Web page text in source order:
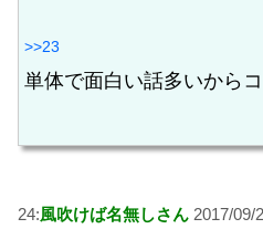
>>23
単体で面白い話多いから
24:風吹けば名無しさん 2017/09/